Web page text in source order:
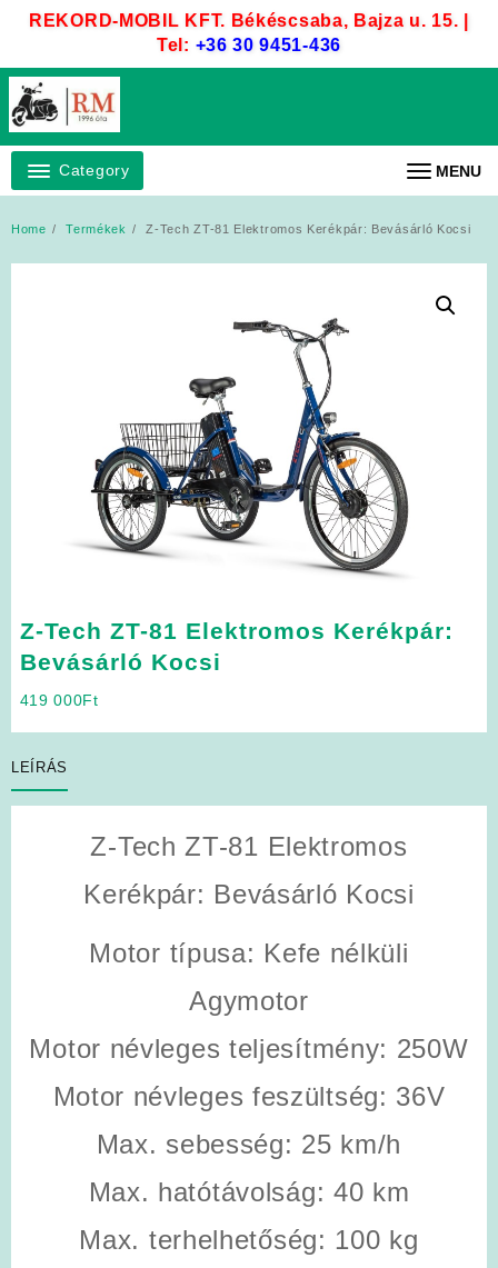
REKORD-MOBIL KFT. Békéscsaba, Bajza u. 15. |
Tel: +36 30 9451-436
Category MENU
Home Termékek Z-Tech ZT-81 Elektromos Kerékpár: Bevásárló Kocsi
Z-Tech ZT-81 Elektromos Kerékpár:
Bevásárló Kocsi
419 000Ft
LEÍRÁS
Z-Tech ZT-81 Elektromos
Kerékpár: Bevásárló Kocsi
Motor típusa: Kefe nélküli
Agymotor
Motor névleges teljesítmény: 250W
Motor névleges feszültség: 36V
Max. sebesség: 25 km/h
Max. hatótávolság: 40 km
Max. terhelhetőség: 100 kg